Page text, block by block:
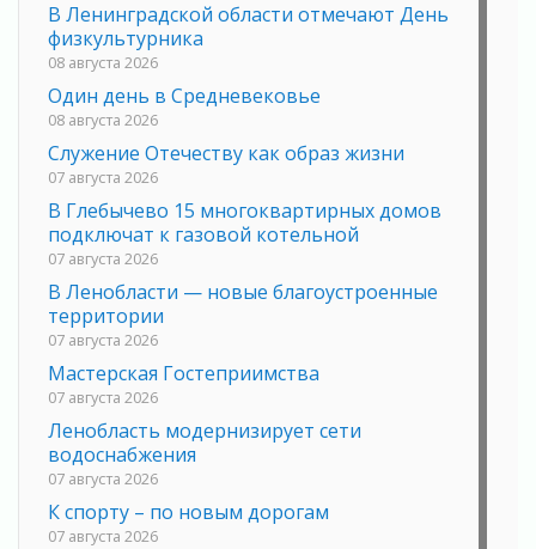
В Ленинградской области отмечают День
физкультурника
08 августа 2026
Один день в Средневековье
08 августа 2026
Служение Отечеству как образ жизни
07 августа 2026
В Глебычево 15 многоквартирных домов
подключат к газовой котельной
07 августа 2026
В Ленобласти — новые благоустроенные
территории
07 августа 2026
Мастерская Гостеприимства
07 августа 2026
Ленобласть модернизирует сети
водоснабжения
07 августа 2026
К спорту – по новым дорогам
07 августа 2026